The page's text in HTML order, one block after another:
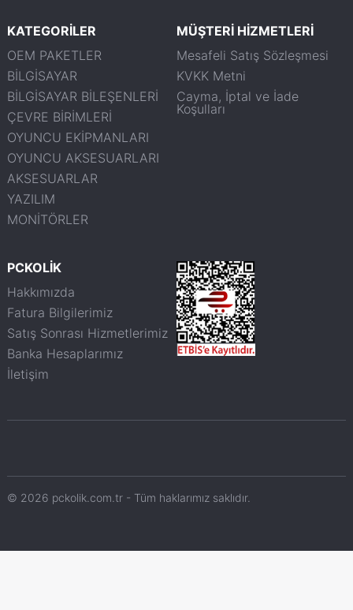
KATEGORİLER
OEM PAKETLER
BİLGİSAYAR
BİLGİSAYAR BİLEŞENLERİ
ÇEVRE BİRİMLERİ
OYUNCU EKİPMANLARI
OYUNCU AKSESUARLARI
AKSESUARLAR
YAZILIM
MONİTÖRLER
MÜŞTERİ HİZMETLERİ
Mesafeli Satış Sözleşmesi
KVKK Metni
Cayma, İptal ve İade
Koşulları
PCKOLİK
Hakkımızda
Fatura Bilgilerimiz
Satış Sonrası Hizmetlerimiz
Banka Hesaplarımız
İletişim
© 2026 pckolik.com.tr - Tüm haklarımız saklıdır.